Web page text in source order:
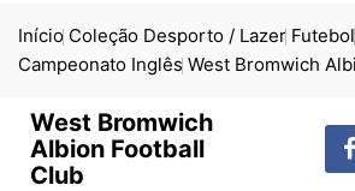
Início Coleção Desporto / Lazer Futebol
Campeonato Inglês West Bromwich
West Bromwich
Albion Football
Club